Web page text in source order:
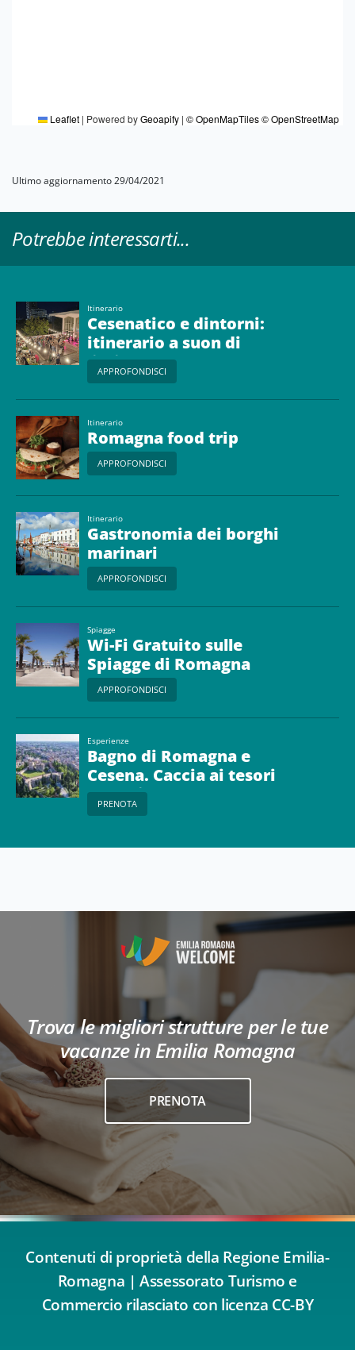
Leaflet | Powered byGeoapify | © OpenMapTiles© OpenStreetMap
Ultimo aggiornamento 29/04/2021
Potrebbe interessarti...
Itinerario
Cesenatico e dintorni:
itinerario a suon di
liscio
APPROFONDISCI
Itinerario
Romagna food trip
APPROFONDISCI
Itinerario
Gastronomia dei borghi
marinari
APPROFONDISCI
Spiagge
Wi-Fi Gratuito sulle
Spiagge di Romagna
APPROFONDISCI
Esperienze
Bagno di Romagna e
Cesena. Caccia ai tesori
segreti
PRENOTA
Trova le migliori strutture per le tue
vacanze in Emilia Romagna
PRENOTA
Contenuti di proprietà della Regione Emilia-
Romagna | Assessorato Turismo e
Commercio rilasciato con licenza CC-BY